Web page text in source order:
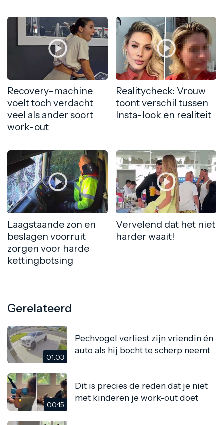
Recovery-machine
voelt toch verdacht
veel als ander soort
work-out
Realitycheck: Vrouw
toont verschil tussen
Insta-look en realiteit
Laagstaande zon en
beslagen voorruit
zorgen voor harde
kettingbotsing
Vervelend dat het niet
harder waait!
Gerelateerd
01:03
Pechvogel verliest zijn vriendin én
auto als hij bocht te scherp neemt
00:15
Dit is precies de reden dat je niet
met kinderen je work-out doet